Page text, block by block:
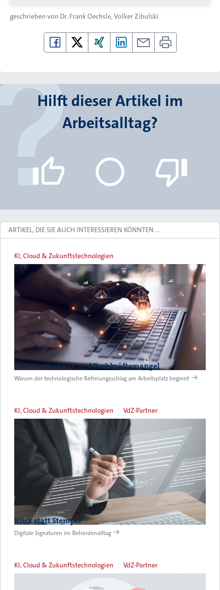
geschrieben von Dr. Frank Oechsle Volker Zibulski
Hilft dieser Artikel im
Arbeitsalltag?
ARTIKEL, DIE SIE AUCH INTERESSIEREN KÖNNTEN …
KI, Cloud & Zukunftstechnologien
Bürokratieabbau und Fachkräftemangel
Warum der technologische Befreiungsschlag am Arbeitsplatz beginnt
KI, Cloud & Zukunftstechnologien VdZ-Partner
Klick statt Stempel
Digitale Signaturen im Behördenalltag
KI, Cloud & Zukunftstechnologien VdZ-Partner